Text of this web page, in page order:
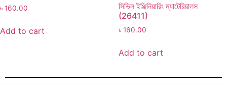
৳ 160.00
Add to cart
সিভিল ইঞ্জিনিয়ারিং ম্যাটেরিয়ালস
(26411)
৳ 160.00
Add to cart